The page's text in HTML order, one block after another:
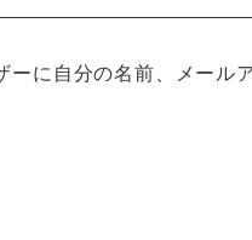
に自分の名前、メール